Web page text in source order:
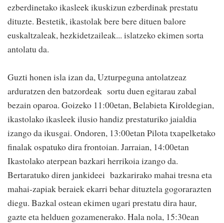
ezberdinetako ikasleek ikuskizun ezberdinak prestatu
dituzte. Bestetik, ikastolak bere bere dituen balore
euskaltzaleak, hezkidetzaileak... islatzeko ekimen sorta
antolatu da.
Guzti honen isla izan da, Uzturpeguna antolatzeaz
arduratzen den batzordeak sortu duen egitarau zabal
bezain oparoa. Goizeko 11:00etan, Belabieta Kiroldegian,
ikastolako ikasleek ilusio handiz prestaturiko jaialdia
izango da ikusgai. Ondoren, 13:00etan Pilota txapelketako
finalak ospatuko dira frontoian. Jarraian, 14:00etan
Ikastolako aterpean bazkari herrikoia izango da.
Bertaratuko diren jankideei bazkarirako mahai tresna eta
mahai-zapiak beraiek ekarri behar dituztela gogorarazten
diegu. Bazkal ostean ekimen ugari prestatu dira haur,
gazte eta helduen gozamenerako. Hala nola, 15:30ean